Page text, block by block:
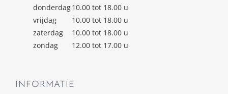
donderdag10.00 tot 18.00 u
vrijdag
10.00 tot 18.00 u
zaterdag
10.00 tot 18.00 u
zondag
12.00 tot 17.00 u
INFORMATIE